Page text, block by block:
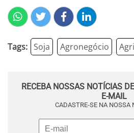
Tags: Soja Agronegócio
RECEBA NOSSAS NOTÍCIAS
E-MAIL
CADASTRE-SE NA NOSSA